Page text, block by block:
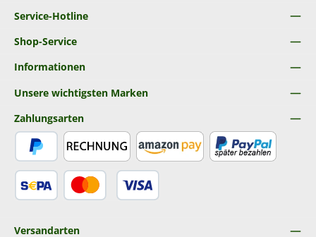
Service-Hotline
Shop-Service
Informationen
Unsere wichtigsten Marken
Zahlungsarten
Versandarten